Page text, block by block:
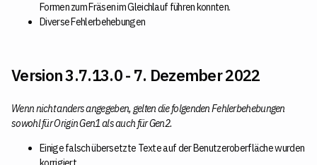
Formen zum Fräsen im Gleichlauf führen konnten.
Diverse Fehlerbehebungen
Version 3.7.13.0 - 7. Dezember 2022
Wenn nicht anders angegeben, gelten die folgenden Fehlerbehebungen
sowohl für Origin Gen1 als auch für Gen2.
Einige falsch übersetzte Texte auf der Benutzeroberfläche wurden